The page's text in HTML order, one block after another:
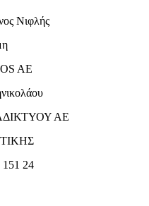
Νιφλής
AE
ΑΕ
24